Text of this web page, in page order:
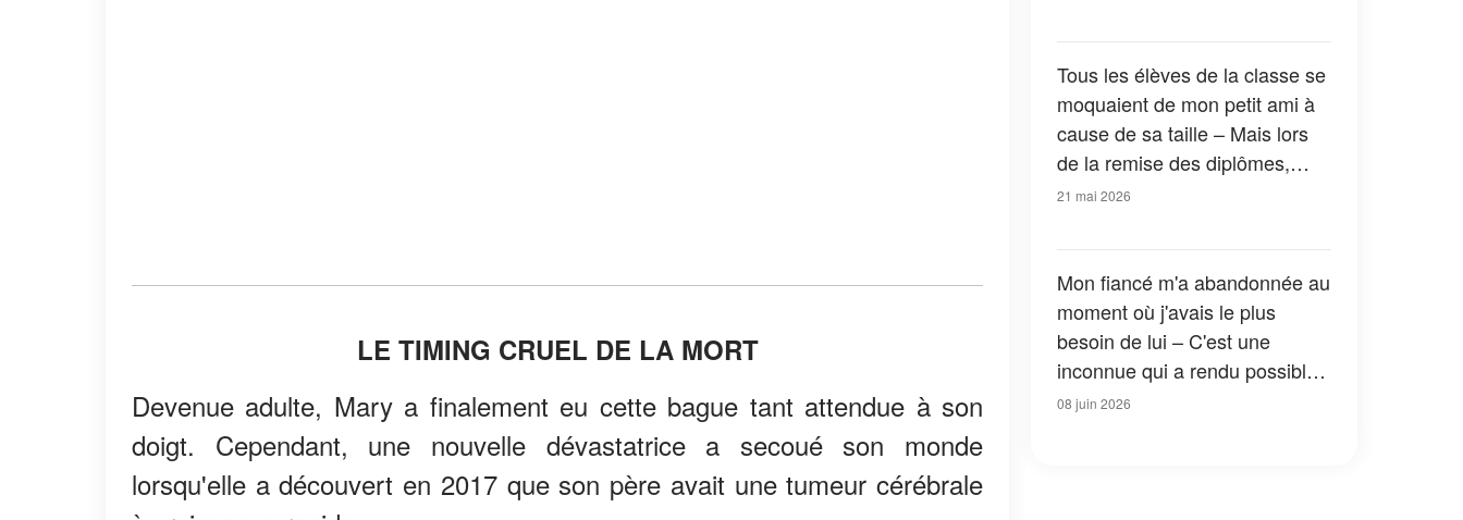
LE TIMING CRUEL DE LA MORT
Devenue adulte, Mary a finalement eu cette bague tant attendue à son
doigt. Cependant, une nouvelle dévastatrice a secoué son monde
lorsqu'elle a découvert en 2017 que son père avait une tumeur cérébrale
Tous les élèves de la classe se
moquaient de mon petit ami à
cause de sa taille – Mais lors
de la remise des diplômes,
notre professeur nous a invités
laissé tout le monde sans voix
21 mai 2026
Mon fiancé m'a abandonnée au
moment où j'avais le plus
besoin de lui – C'est une
inconnue qui a rendu possible
le mariage de mes rêves
08 juin 2026